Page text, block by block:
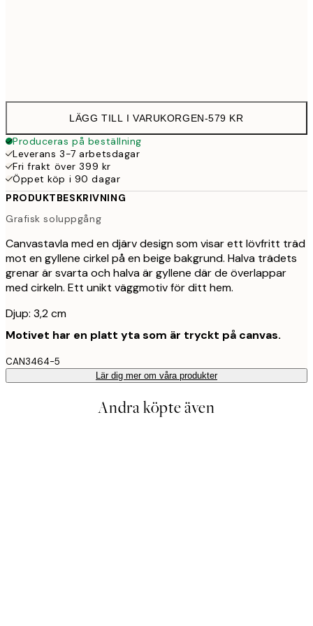
LÄGG TILL I VARUKORGEN-579 KR
Produceras på beställning
Leverans 3-7 arbetsdagar
Fri frakt över 399 kr
Öppet köp i 90 dagar
PRODUKTBESKRIVNING
Grafisk soluppgång
Canvastavla med en djärv design som visar ett lövfritt träd
mot en gyllene cirkel på en beige bakgrund. Halva trädets
grenar är svarta och halva är gyllene där de överlappar
med cirkeln. Ett unikt väggmotiv för ditt hem.
Djup: 3,2 cm
Motivet har en platt yta som är tryckt på canvas.
CAN3464-5
Lär dig mer om våra produkter
Andra köpte även